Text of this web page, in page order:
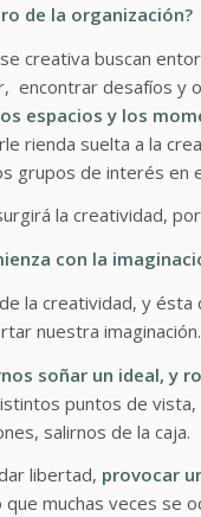
de la organización?
creativa buscan
encontrar desafíos y
espacios y los
rienda suelta a la
grupos de interés en
la creatividad,
con la
la creatividad, y
nuestra imaginación.
soñar un ideal, y
puntos de
salirnos de la caja.
libertad, provocar
muchas veces se